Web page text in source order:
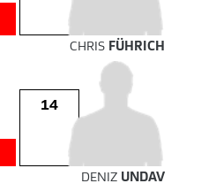
CHRIS FÜHRICH
14
DENIZ UNDAV